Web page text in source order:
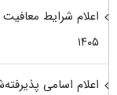
اعلام شرایط
۱۴۰۵
اعلام اسامی